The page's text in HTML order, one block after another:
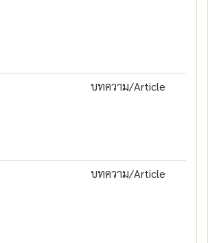
บทความ/Article
บทความ/Article